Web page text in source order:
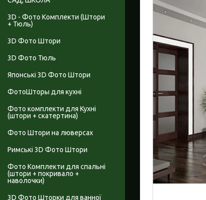
3D - Фото Комплекти (Штори
+ Тюль)
3D Фото Штори
3D Фото Тюль
Японські 3D Фото Штори
ФотоШторы для кухні
Фото комплекти для Кухні
(штори + скатертина)
Фото Штори на люверсах
Римські 3D Фото Штори
Фото Комплекти для спальні
(штори + покривало +
наволочки)
3D Фото Шторки для ванної